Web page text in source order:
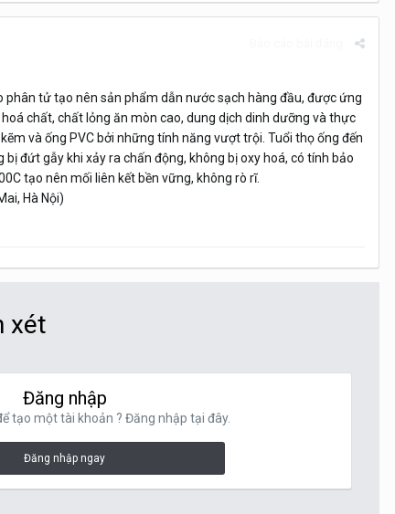
phân tử tạo nên sản phẩm dẫn nước sạch hàng đầu, được ứng
chất, chất lỏng ăn mòn cao, dung dịch dinh dưỡng và thực
và ống PVC bởi những tính năng vượt trội. Tuổi thọ ống đến
đứt gẫy khi xảy ra chấn động, không bị oxy hoá, có tính bảo
tạo nên mối liên kết bền vững, không rò rĩ.
Hà Nội)
xét
Đăng nhập
tạo một tài khoản ? Đăng nhập tại đây.
Đăng nhập ngay